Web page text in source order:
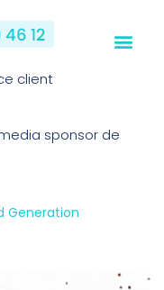
client
sponsor de
Generation